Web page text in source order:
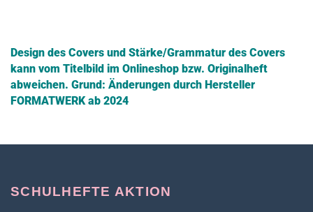
Design des Covers und Stärke/Grammatur des Covers
kann vom Titelbild im Onlineshop bzw. Originalheft
abweichen. Grund: Änderungen durch Hersteller
FORMATWERK ab 2024
SCHULHEFTE AKTION